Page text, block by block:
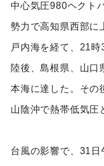
中心気圧980ヘクト
勢力で高知県西部に
戸内海を経て、21
陸後、島根県、山口
本海に達した。その
山陰沖で熱帯低気圧
台風の影響で、31日